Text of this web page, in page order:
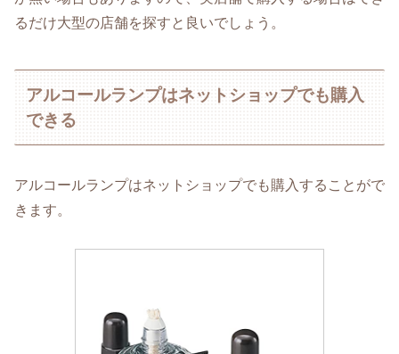
るだけ大型の店舗を探すと良いでしょう。
アルコールランプはネットショップでも購入
できる
アルコールランプはネットショップでも購入することがで
きます。